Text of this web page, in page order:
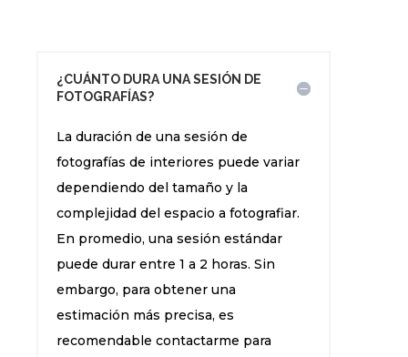
¿CUÁNTO DURA UNA SESIÓN DE
FOTOGRAFÍAS?
La duración de una sesión de
fotografías de interiores puede variar
dependiendo del tamaño y la
complejidad del espacio a fotografiar.
En promedio, una sesión estándar
puede durar entre 1 a 2 horas. Sin
embargo, para obtener una
estimación más precisa, es
recomendable contactarme para